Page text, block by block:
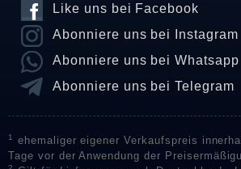
Like uns bei Facebook
Abonniere uns bei Instagram
Abonniere uns bei Whatsapp
Abonniere uns bei Telegram
1
ehemaliger eigener Verkaufspreis
Tage vor der Anwendung der